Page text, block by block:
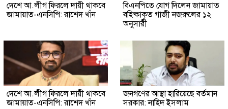
দেশে আ.লীগ ফিরলে দায়ী থাকবে
জামায়াত-এনসিপি: রাশেদ খাঁন
বিএনপিতে যোগ দিলেন জামায়াত
বহিষ্কাকৃত গাজী নজরুলের ১২
অনুসারী
দেশে আ.লীগ ফিরলে দায়ী থাকবে
জামায়াত-এনসিপি: রাশেদ খাঁন
জনগণের আস্থা হারিয়েছে বর্তমান
সরকার: নাহিদ ইসলাম